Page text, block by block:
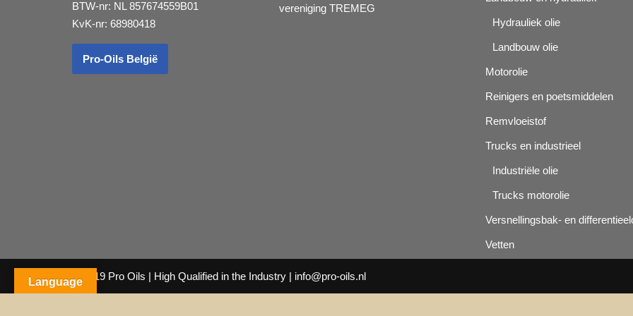
BTW-nr: NL 857674559B01
KvK-nr: 68980418
Pro-Oils België
vereniging TREMEG
Hydrauliek olie
Landbouw olie
Motorolie
Reinigers en poetsmiddelen
Remvloeistof
Trucks en industrieel
Industriële olie
Trucks motorolie
Versnellingsbak- en
Vetten
© 2019 Pro Oils | High Qualified in the Industry | info@pro-oils.nl
Language